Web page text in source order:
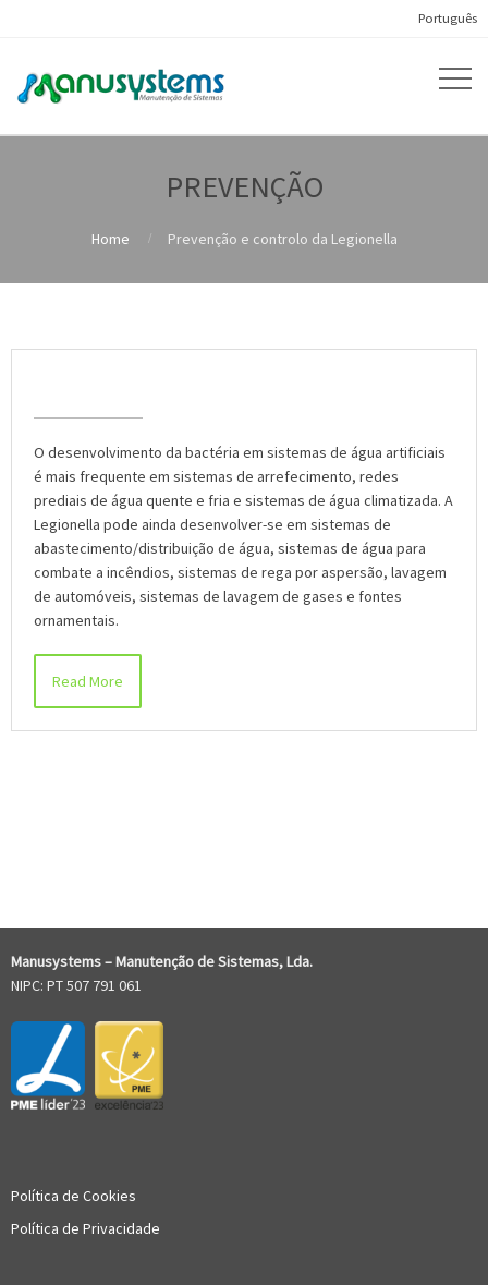
Português
PREVENÇÃO
Home Prevenção e controlo da Legionella
O desenvolvimento da bactéria em sistemas de água artificiais
é mais frequente em sistemas de arrefecimento, redes
prediais de água quente e fria e sistemas de água climatizada. A
Legionella pode ainda desenvolver-se em sistemas de
abastecimento/distribuição de água, sistemas de água para
combate a incêndios, sistemas de rega por aspersão, lavagem
de automóveis, sistemas de lavagem de gases e fontes
ornamentais.
Read More
Manusystems –Manutenção de Sistemas, Lda.
NIPC: PT 507 791 061
Política de Cookies
Política de Privacidade